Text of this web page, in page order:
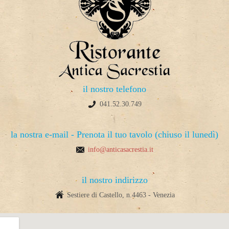
il nostro telefono
041.52.30.749
la nostra e-mail - Prenota il tuo tavolo (chiuso il lunedì)
info@anticasacrestia.it
il nostro indirizzo
Sestiere di Castello, n.4463 - Venezia